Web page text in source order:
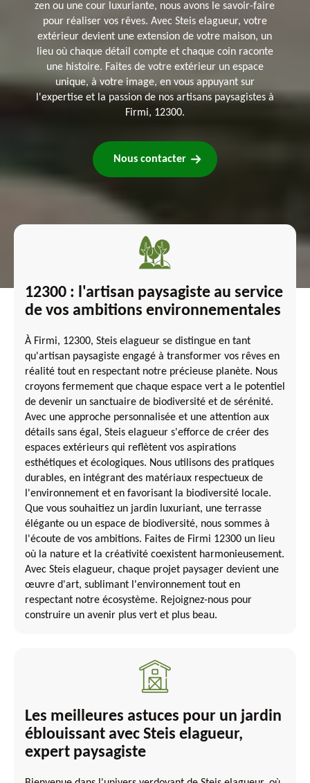
zen ou une cour luxuriante, nous avons le savoir-faire
pour réaliser vos rêves. Avec Steis elagueur, votre
extérieur devient une extension de votre maison, un
lieu où chaque détail compte et chaque coin raconte
une histoire. Faites de votre extérieur un espace
unique, à votre image, en vous appuyant sur
l'expertise et la passion de nos artisans paysagistes à
Firmi, 12300.
Nous contacter
12300 : l'artisan paysagiste au service
de vos ambitions environnementales
À Firmi, 12300, Steis elagueur se distingue en tant
qu'artisan paysagiste engagé à transformer vos rêves en
réalité tout en respectant notre précieuse planète. Nous
croyons fermement que chaque espace vert a le potentiel
de devenir un sanctuaire de biodiversité et de sérénité.
Avec une approche personnalisée et une attention aux
détails sans égal, Steis elagueur s'efforce de créer des
espaces extérieurs qui reflètent vos aspirations
esthétiques et écologiques. Nous utilisons des pratiques
durables, en intégrant des matériaux respectueux de
l'environnement et en favorisant la biodiversité locale.
Que vous souhaitiez un jardin luxuriant, une terrasse
élégante ou un espace de biodiversité, nous sommes à
l'écoute de vos ambitions. Faites de Firmi 12300 un lieu
où la nature et la créativité coexistent harmonieusement.
Avec Steis elagueur, chaque projet paysager devient une
œuvre d'art, sublimant l'environnement tout en
respectant notre écosystème. Rejoignez-nous pour
construire un avenir plus vert et plus beau.
Les meilleures astuces pour un jardin
éblouissant avec Steis elagueur,
expert paysagiste